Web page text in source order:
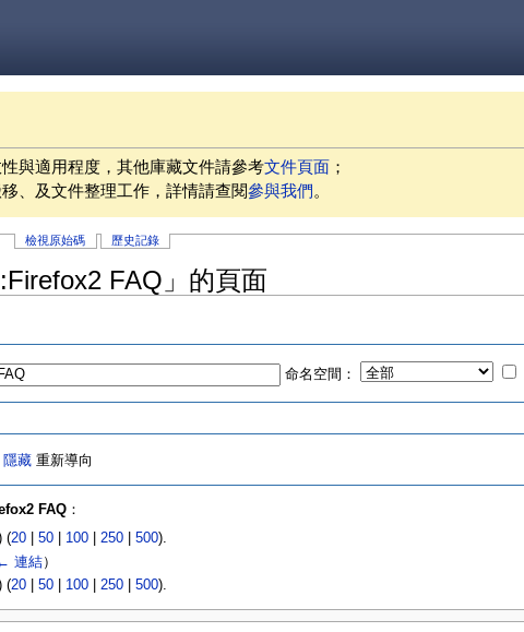
與適用程度，其他庫藏文件請參考文件頁面 ；
、及文件整理工作，詳情請查閱參與我們。
檢視原始碼 歷史記錄
FAQ」的頁面
命名空間：
隱藏 重新導向
FAQ：
(20| 50| 100| 250| 500).
連結）
(20| 50| 100| 250| 500).